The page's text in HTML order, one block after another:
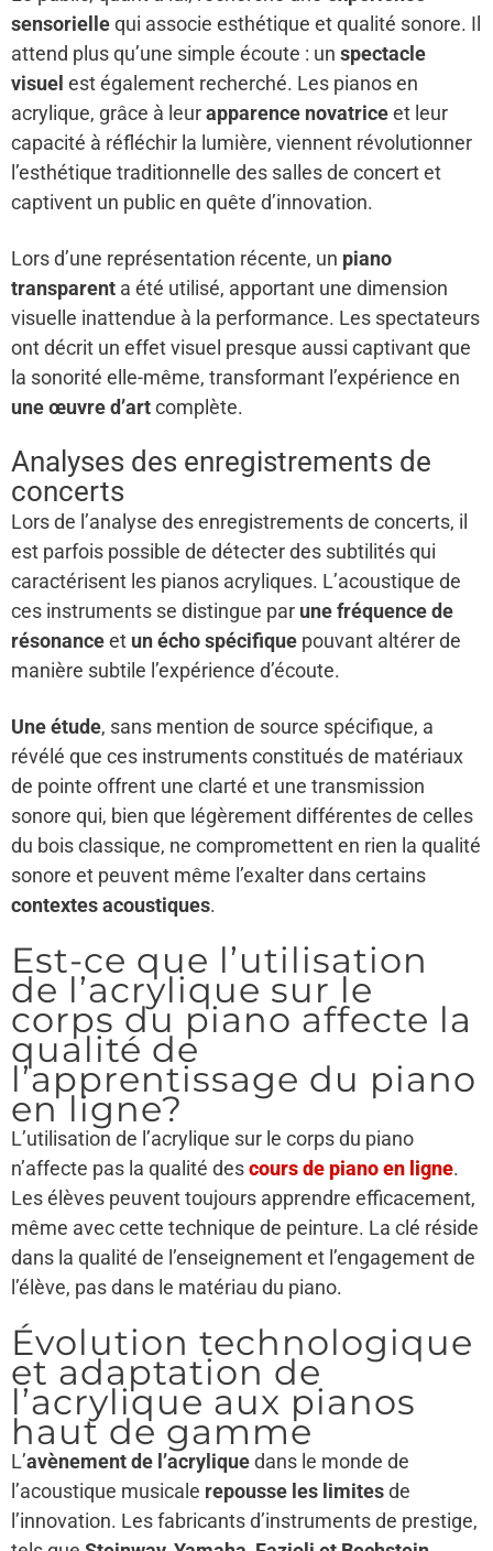
sensoriellequi associe esthétique et qualité sonore. Il
attend plus qu’une simple écoute : un spectacle
visuel est également recherché. Les pianos en
acrylique, grâce à leurapparence novatriceet leur
capacité à réfléchir la lumière, viennent révolutionner
l’esthétique traditionnelle des salles de concert et
captivent un public en quête d’innovation.
Lors d’une représentation récente, un piano
transparent a été utilisé, apportant une dimension
visuelle inattendue à la performance. Les spectateurs
ont décrit un effet visuel presque aussi captivant que
la sonorité elle-même, transformant l’expérience en
une œuvre d’artcomplète.
Analyses des enregistrements de
concerts
Lors de l’analyse des enregistrements de concerts, il
est parfois possible de détecter des subtilités qui
caractérisent les pianos acryliques. L’acoustique de
ces instruments se distingue par une fréquence de
résonanceet un écho spécifique pouvant altérer de
manière subtile l’expérience d’écoute.
Une étude, sans mention de source spécifique, a
révélé que ces instruments constitués de matériaux
de pointe offrent une clarté et une transmission
sonore qui, bien que légèrement différentes de celles
du bois classique, ne compromettent en rien la qualité
sonore et peuvent même l’exalter dans certains
contextes acoustiques.
Est-ce que l’utilisation
de l’acrylique sur le
corps du piano affecte la
qualité de
l’apprentissage du piano
en ligne?
L’utilisation de l’acrylique sur le corps du piano
n’affecte pas la qualité descours de piano en ligne.
Les élèves peuvent toujours apprendre efficacement,
même avec cette technique de peinture. La clé réside
dans la qualité de l’enseignement et l’engagement de
l’élève, pas dans le matériau du piano.
Évolution technologique
et adaptation de
l’acrylique aux pianos
haut de gamme
L’avènement de l’acryliquedans le monde de
l’acoustique musicale repousse les limitesde
l’innovation. Les fabricants d’instruments de prestige,